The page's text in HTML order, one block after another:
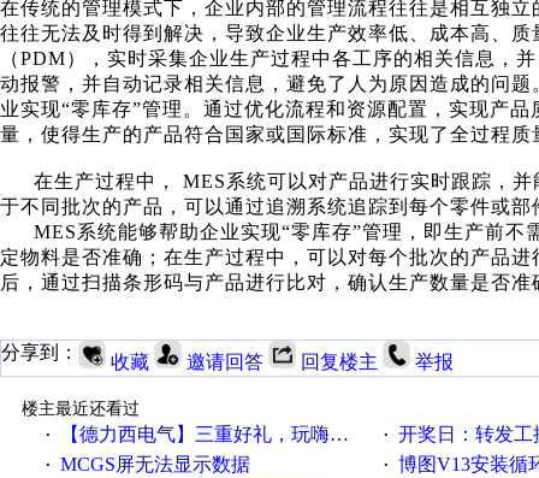
在传统的管理模式下，企业内部的管理流程往往是相互独
往往无法及时得到解决，导致企业生产效率低、成本高、质
（PDM），实时采集企业生产过程中各工序的相关信息，
动报警，并自动记录相关信息，避免了人为原因造成的问
业实现“零库存”管理。通过优化流程和资源配置，实现产
量，使得生产的产品符合国家或国际标准，实现了全过程质
在生产过程中，
MES系统可以对产品进行实时跟踪，
于不同批次的产品，可以通过追溯系统追踪到每个零件或
MES系统能够帮助企业实现“零库存”管理，即生产前
定物料是否准确；在生产过程中，可以对每个批次的产品
后，通过扫描条形码与产品进行比对，确认生产数量是否准
分享到： 收藏 邀请回答 回复楼主 举报
楼主最近还看过
·
【德力西电气】三重好礼，玩嗨夏日！ · 开奖日：转发工控速派
· MCGS屏无法显示数据 · 博图V13安装循环重启